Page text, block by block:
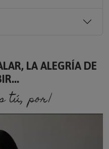
LA ALEGRÍA DE
soy